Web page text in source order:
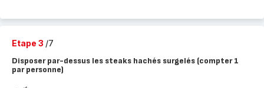
Etape 3 /7
Disposer par-dessus les steaks hachés surgelés (compter 1
par personne)